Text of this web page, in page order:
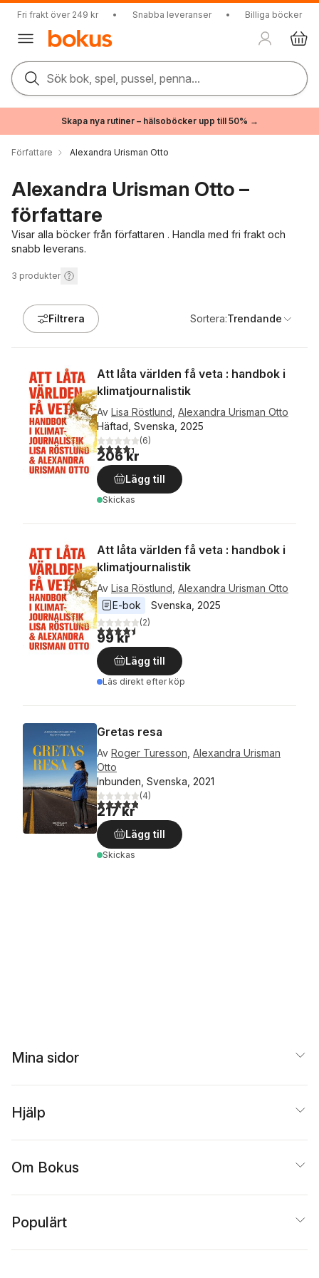
Fri frakt över 249 kr • Snabba leveranser • Billiga böcker
Sök bok, spel, pussel, penna...
Skapa nya rutiner – hälsoböcker upp till 50% →
Författare Alexandra Urisman Otto
Alexandra Urisman Otto –
författare
Visar alla böcker från författaren . Handla med fri frakt och
snabb leverans.
3 produkter
Filtrera Sortera:Trendande
Att låta världen få veta : handbok i
klimatjournalistik
Av Lisa Röstlund Alexandra Urisman Otto
Häftad, Svenska, 2025
4,3utav 5 stjärnor. Totalt antal röster:
(6)
206 kr
Lägg till
Skickas
Att låta världen få veta : handbok i
klimatjournalistik
Av Lisa Röstlund Alexandra Urisman Otto
E-bok
Svenska 2025
4,5utav 5 stjärnor. Totalt antal röster:
(2)
99 kr
Lägg till
Läs direkt efter köp
Gretas resa
Av Roger Turesson Alexandra Urisman
Otto
Inbunden, Svenska, 2021
4,8utav 5 stjärnor. Totalt antal röster:
(4)
217 kr
Lägg till
Skickas
Mina sidor
Hjälp
Om Bokus
Populärt